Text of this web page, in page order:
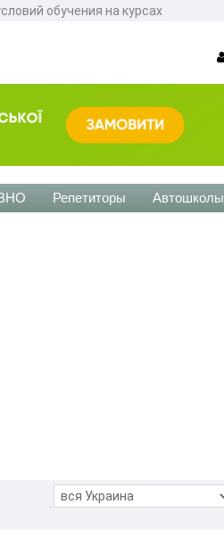
обучения на курсах
Репетиторы Автошколы